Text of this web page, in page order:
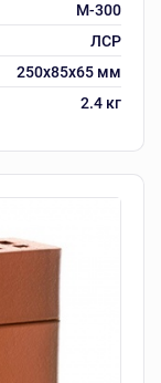
М-300
ЛСР
250х85х65 мм
2.4 кг